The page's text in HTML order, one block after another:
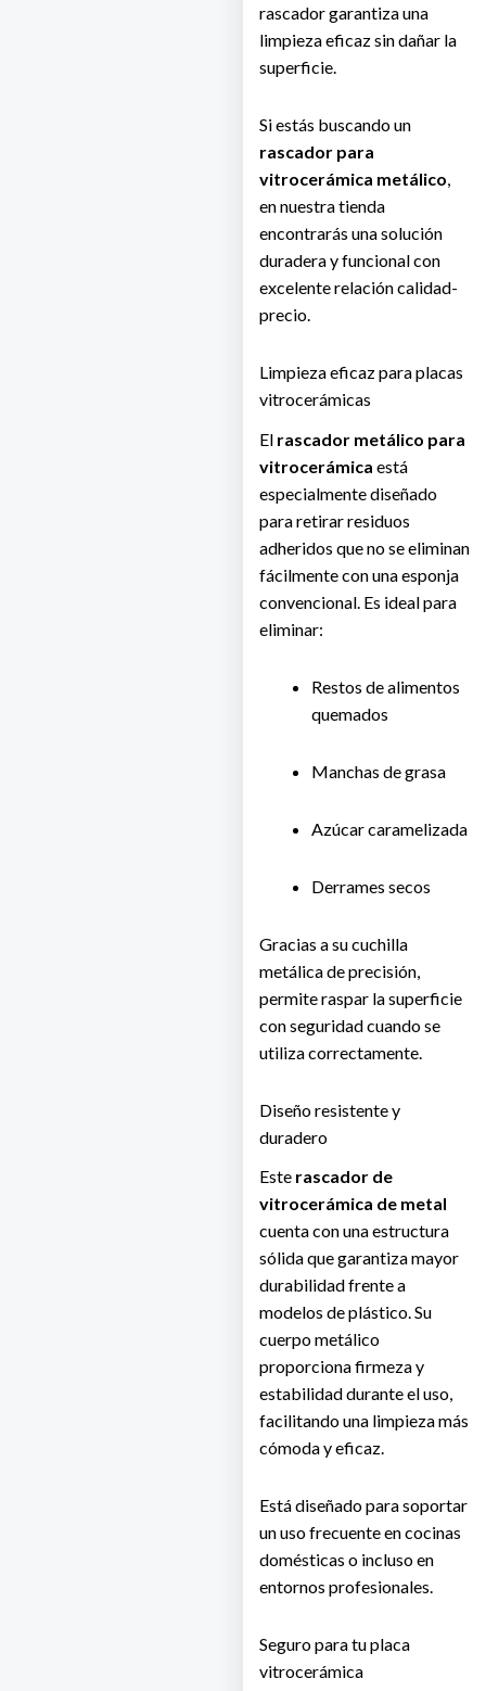
rascador garantiza una
limpieza eficaz sin dañar la
superficie.
Si estás buscando un
rascador para
vitrocerámica metálico,
en nuestra tienda
encontrarás una solución
duradera y funcional con
excelente relación calidad-
precio.
Limpieza eficaz para placas
vitrocerámicas
El rascador metálico para
vitrocerámica está
especialmente diseñado
para retirar residuos
adheridos que no se eliminan
fácilmente con una esponja
convencional. Es ideal para
eliminar:
Restos de alimentos
quemados
Manchas de grasa
Azúcar caramelizada
Derrames secos
Gracias a su cuchilla
metálica de precisión,
permite raspar la superficie
con seguridad cuando se
utiliza correctamente.
Diseño resistente y
duradero
Este rascador de
vitrocerámica de metal
cuenta con una estructura
sólida que garantiza mayor
durabilidad frente a
modelos de plástico. Su
cuerpo metálico
proporciona firmeza y
estabilidad durante el uso,
facilitando una limpieza más
cómoda y eficaz.
Está diseñado para soportar
un uso frecuente en cocinas
domésticas o incluso en
entornos profesionales.
Seguro para tu placa
vitrocerámica